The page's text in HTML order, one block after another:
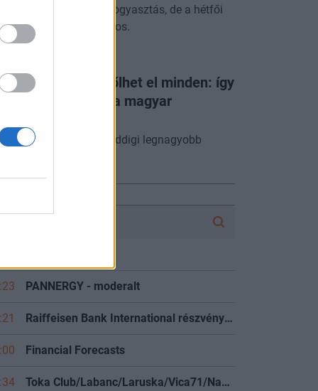
visszaesett a fogyasztás, de a hétfői
így is nagyon mínuszos.
6 és 9 között dőlhet el minden: így
ki a kánikula a magyar
hazai energiarendszer eddigi legnagyobb
PANNERGY - moderalt
Raiffeisen Bank International részvényesek
Financial Forecasts
Toka Club/Labanc/Laruska/Vica71/Nacky/Bpali/Oldrider/Josefernando/Mcbull/Kawaszabi